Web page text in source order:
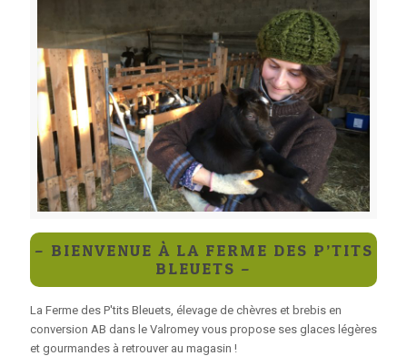
– BIENVENUE À LA FERME DES P’TITS
BLEUETS –
La Ferme des P'tits Bleuets, élevage de chèvres et brebis en
conversion AB dans le Valromey vous propose ses glaces légères
et gourmandes à retrouver au magasin !